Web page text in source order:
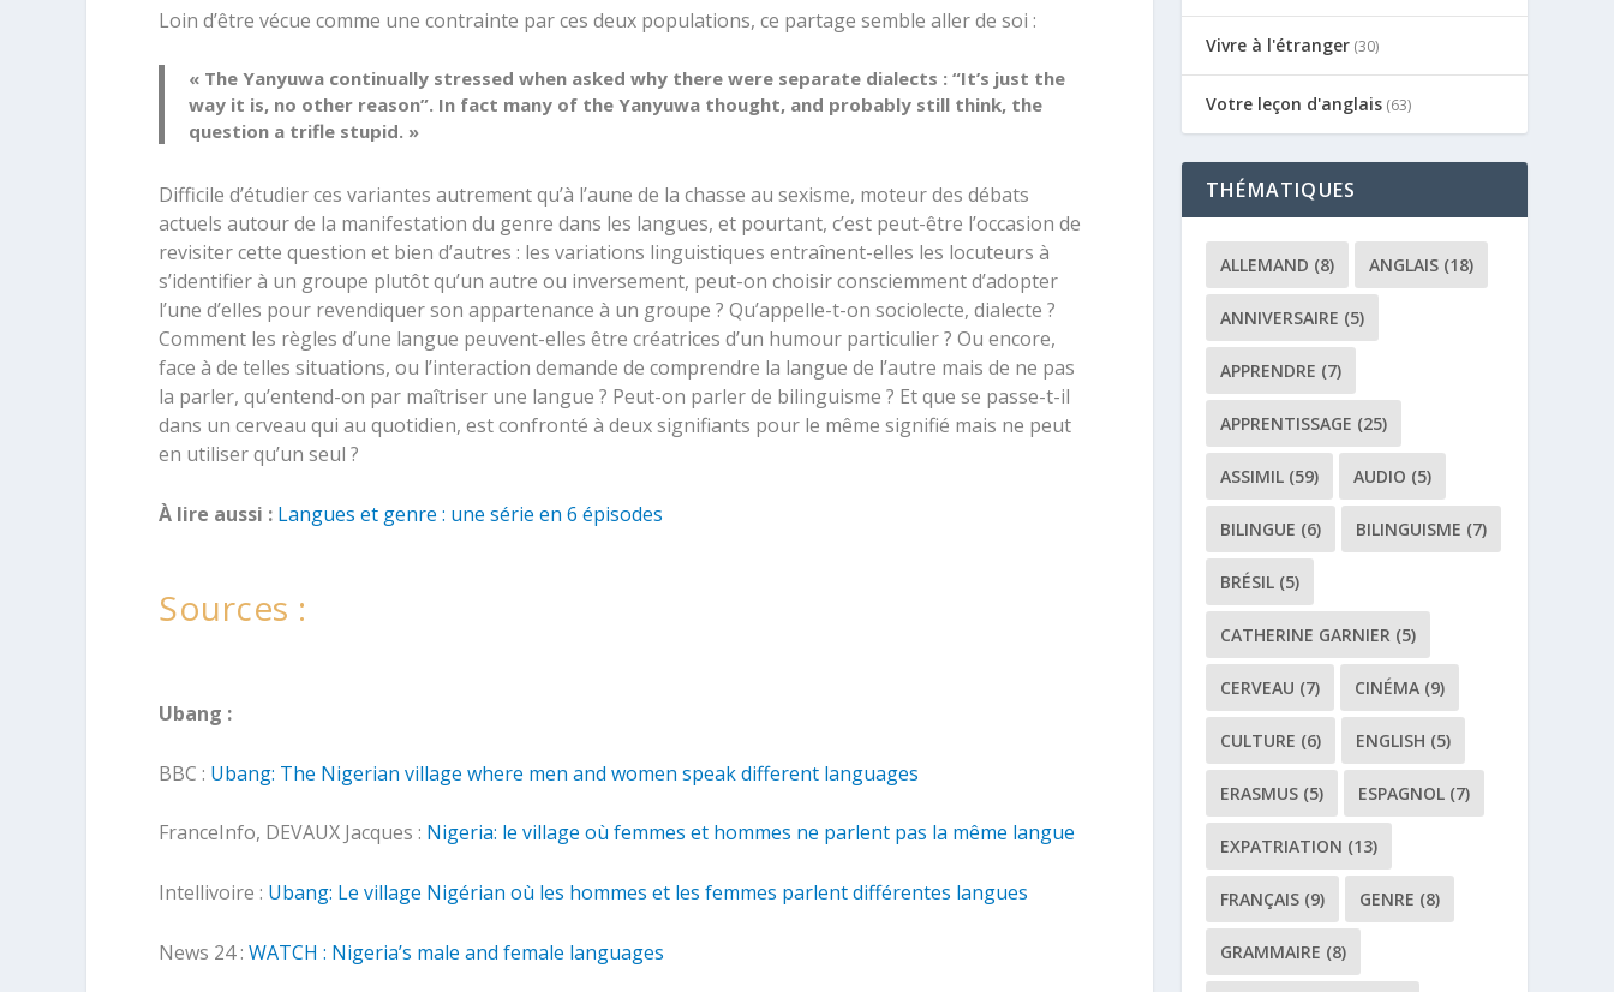
Loin d’être vécue comme une contrainte par ces deux populations, ce partage semble aller de soi :
« The Yanyuwa continually stressed when asked why there were separate dialects : “It’s just the
way it is, no other reason”. In fact many of the Yanyuwa thought, and probably still think, the
question a trifle stupid. »
Difficile d’étudier ces variantes autrement qu’à l’aune de la chasse au sexisme, moteur des débats
actuels autour de la manifestation du genre dans les langues, et pourtant, c’est peut-être l’occasion de
revisiter cette question et bien d’autres : les variations linguistiques entraînent-elles les locuteurs à
s’identifier à un groupe plutôt qu’un autre ou inversement, peut-on choisir consciemment d’adopter
l’une d’elles pour revendiquer son appartenance à un groupe ? Qu’appelle-t-on sociolecte, dialecte ?
Comment les règles d’une langue peuvent-elles être créatrices d’un humour particulier ? Ou encore,
face à de telles situations, ou l’interaction demande de comprendre la langue de l’autre mais de ne pas
la parler, qu’entend-on par maîtriser une langue ? Peut-on parler de bilinguisme ? Et que se passe-t-il
dans un cerveau qui au quotidien, est confronté à deux signifiants pour le même signifié mais ne peut
en utiliser qu’un seul ?
À lire aussi : Langues et genre : une série en 6 épisodes
Sources :
Ubang :
BBC : Ubang: The Nigerian village where men and women speak different languages
FranceInfo, DEVAUX Jacques : Nigeria: le village où femmes et hommes ne parlent pas la même langue
Intellivoire : Ubang: Le village Nigérian où les hommes et les femmes parlent différentes langues
News 24 : WATCH : Nigeria’s male and female languages
Vivre à l'étranger (30)
Votre leçon d'anglais (63)
THÉMATIQUES
ALLEMAND (8) ANGLAIS (18)
ANNIVERSAIRE (5)
APPRENDRE (7)
APPRENTISSAGE (25)
ASSIMIL (59) AUDIO (5)
BILINGUE (6) BILINGUISME (7)
BRÉSIL (5)
CATHERINE GARNIER (5)
CERVEAU (7) CINÉMA (9)
CULTURE (6) ENGLISH (5)
ERASMUS (5) ESPAGNOL (7)
EXPATRIATION (13)
FRANÇAIS (9) GENRE (8)
GRAMMAIRE (8)